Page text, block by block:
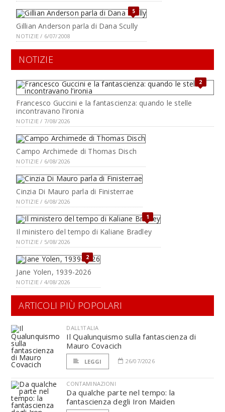
5
Gillian Anderson parla di Dana Scully
NOTIZIE / 6/07/2008
NOTIZIE
2
Francesco Guccini e la fantascienza: quando le stelle
incontravano l’ironia
NOTIZIE / 7/08/2026
Campo Archimede di Thomas Disch
NOTIZIE / 6/08/2026
Cinzia Di Mauro parla di Finisterrae
NOTIZIE / 6/08/2026
1
Il ministero del tempo di Kaliane Bradley
NOTIZIE / 5/08/2026
2
Jane Yolen, 1939-2026
NOTIZIE / 4/08/2026
ARTICOLI PIÙ POPOLARI
DALL'ITALIA
Il Qualunquismo sulla fantascienza di
Mauro Covacich
LEGGI 26/07/2026
CONTAMINAZIONI
Da qualche parte nel tempo: la
fantascienza degli Iron Maiden